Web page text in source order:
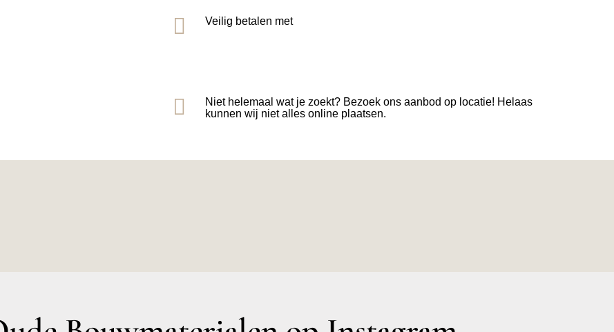
 Veilig betalen met

Niet helemaal wat je zoekt? Bezoek ons aanbod op locatie! Helaas
kunnen wij niet alles online plaatsen.